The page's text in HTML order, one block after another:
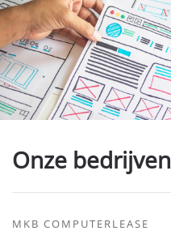
Onze bedrijven
MKB COMPUTERLEASE